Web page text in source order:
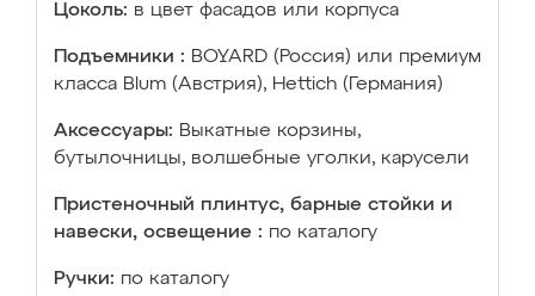
Цоколь: в цвет фасадов или корпуса
Подъемники : BOYARD (Россия) или премиум
класса Blum (Австрия), Hettich (Германия)
Аксессуары: Выкатные корзины,
бутылочницы, волшебные уголки, карусели
Пристеночный плинтус, барные стойки и
навески, освещение : по каталогу
Ручки: по каталогу